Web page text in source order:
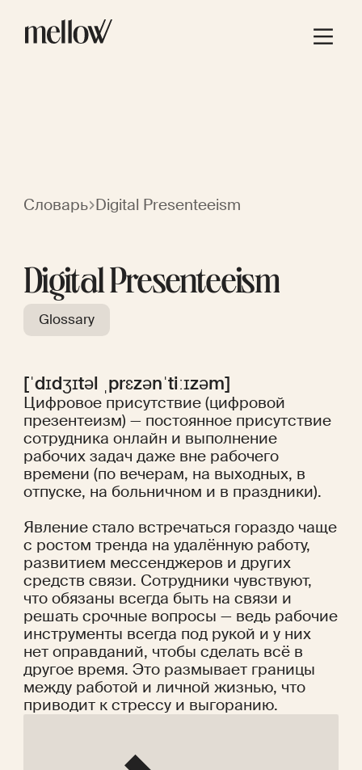
Словарь Digital Presenteeism
Digital Presenteeism
Glossary
[ˈdɪdʒɪtəl ˌprɛzənˈtiːɪzəm]
Цифровое присутствие (цифровой
презентеизм) — постоянное присутствие
сотрудника онлайн и выполнение
рабочих задач даже вне рабочего
времени (по вечерам, на выходных, в
отпуске, на больничном и в праздники).
Явление стало встречаться гораздо чаще
с ростом тренда на удалённую работу,
развитием мессенджеров и других
средств связи. Сотрудники чувствуют,
что обязаны всегда быть на связи и
решать срочные вопросы — ведь рабочие
инструменты всегда под рукой и у них
нет оправданий, чтобы сделать всё в
другое время. Это размывает границы
между работой и личной жизнью, что
приводит к стрессу и выгоранию.